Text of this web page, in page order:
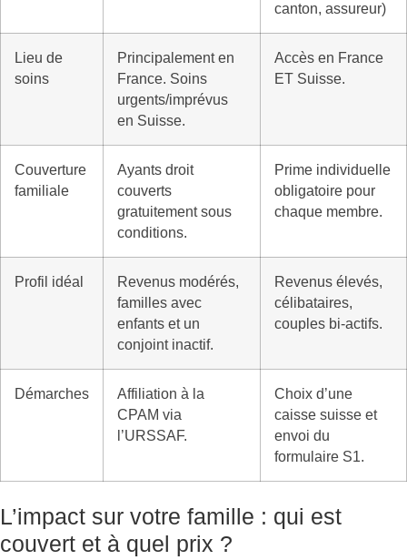
canton, assureur)
Lieu de
soins
Principalement en
France. Soins
urgents/imprévus
en Suisse.
Accès en France
ET Suisse.
Couverture
familiale
Ayants droit
couverts
gratuitement sous
conditions.
Prime individuelle
obligatoire pour
chaque membre.
Profil idéal
Revenus modérés,
familles avec
enfants et un
conjoint inactif.
Revenus élevés,
célibataires,
couples bi-actifs.
Démarches
Affiliation à la
CPAM via
l’URSSAF.
Choix d’une
caisse suisse et
envoi du
formulaire S1.
L’impact sur votre famille : qui est
couvert et à quel prix ?